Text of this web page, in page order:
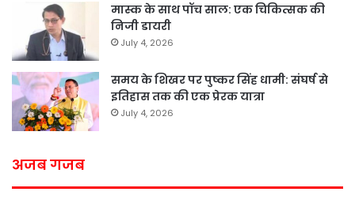
मास्क के साथ पॉच साल: एक चिकित्सक की
निजी डायरी
July 4, 2026
समय के शिखर पर पुष्कर सिंह धामी: संघर्ष से
इतिहास तक की एक प्रेरक यात्रा
July 4, 2026
अजब गजब